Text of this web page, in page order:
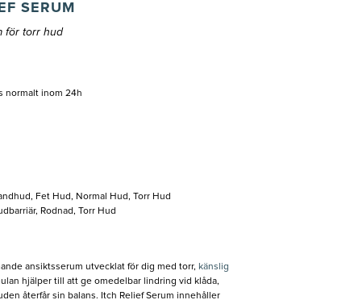
SERUM
för torr hud
normalt inom 24h
Fet Hud, Normal Hud, Torr Hud
Rodnad, Torr Hud
ansiktsserum utvecklat för dig med torr, känslig
hjälper till att ge omedelbar lindring vid klåda,
återfår sin balans. Itch Relief Serum innehåller